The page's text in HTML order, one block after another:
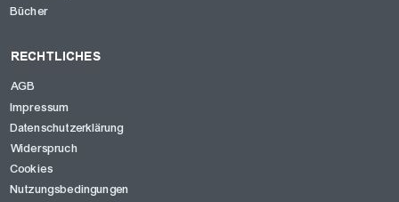
Bücher
RECHTLICHES
AGB
Impressum
Datenschutzerklärung
Widerspruch
Cookies
Nutzungsbedingungen